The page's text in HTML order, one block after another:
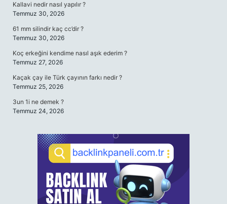
Kallavi nedir nasıl yapılır ?
Temmuz 30, 2026
61 mm silindir kaç cc’dir ?
Temmuz 30, 2026
Koç erkeğini kendime nasıl aşık ederim ?
Temmuz 27, 2026
Kaçak çay ile Türk çayının farkı nedir ?
Temmuz 25, 2026
3un 1i ne demek ?
Temmuz 24, 2026